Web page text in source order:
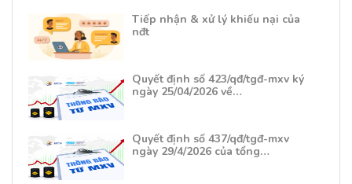
Tiếp nhận & xử lý khiếu nại của
nđt
Quyết định số 423/qđ/tgđ-mxv ký
ngày 25/04/2026 về…
Quyết định số 437/qđ/tgđ-mxv
ngày 29/4/2026 của tổng…